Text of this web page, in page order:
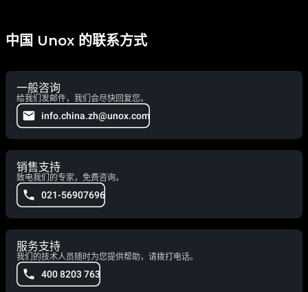
中国 Unox 的联系方式
一般咨询
给我们发邮件，我们会尽快回复您。
info.china.zh@unox.com
销售支持
致电我们的专家，免费咨询。
021-56907696
服务支持
我们的技术人员随时为您提供帮助，请拨打电话。
400 8203 763